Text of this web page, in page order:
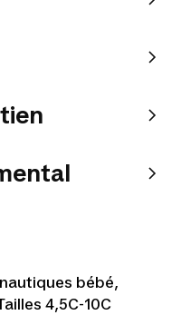
bébé,
4,5C-10C